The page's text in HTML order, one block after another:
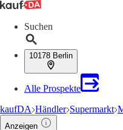
Suchen
10178 Berlin
Alle Prospekte
kaufDA Händler Supermarkt
Anzeigen